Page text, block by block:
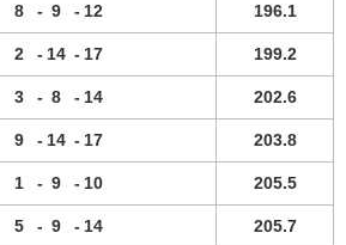
8 - 9 - 12 196.1
2 - 14 - 17 199.2
3 - 8 - 14 202.6
9 - 14 - 17 203.8
1 - 9 - 10 205.5
5 - 9 - 14 205.7